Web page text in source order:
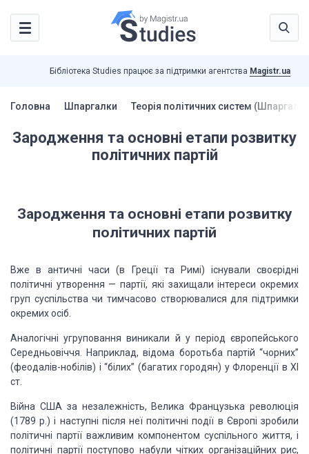
Бібліотека Studies працює за підтримки агентства Magistr.ua
Головна Шпаргалки Теорія політичних систем
Зародження та основні етапи розвитку
політичних партій
Зародження та основні етапи розвитку
політичних партій
Вже в античні часи (в Греції та Римі) існували своєрідні
політичні утворення — партії, які захищали інтереси окремих
груп суспільства чи тимчасово створювалися для підтримки
окремих осіб.
Аналогічні угруповання виникали й у період європейського
Середньовіччя. Наприклад, відома боротьба партій “чорних”
(феодалів-нобілів) і “білих” (багатих городян) у Флоренції в XI
ст.
Війна США за незалежність, Велика Французька революція
(1789 р.) і наступні після неї політичні події в Європі зробили
політичні партії важливим компонентом суспільного життя, і
політичні партії поступово набули чітких організаційних рис,